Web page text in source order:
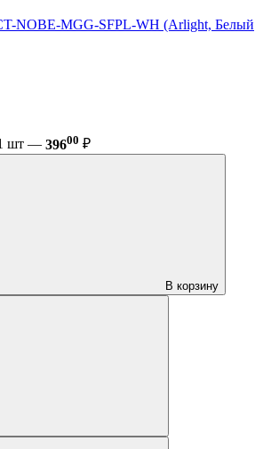
NOBE-MGG-SFPL-WH (Arlight, Белый
1 шт — 39600 ₽
В корзину